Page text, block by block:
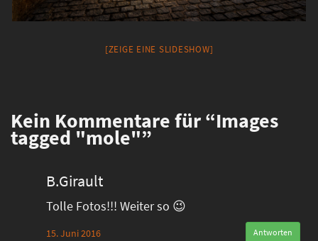
[ZEIGE EINE SLIDESHOW]
Kein Kommentare für “Images
tagged "mole"”
B.Girault
Tolle Fotos!!! Weiter so 😉
15. Juni 2016 Antworten